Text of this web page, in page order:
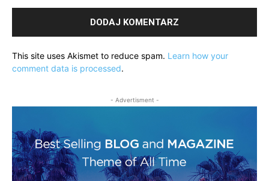
This site uses Akismet to reduce spam. Learn how your
comment data is processed.
- Advertisment -